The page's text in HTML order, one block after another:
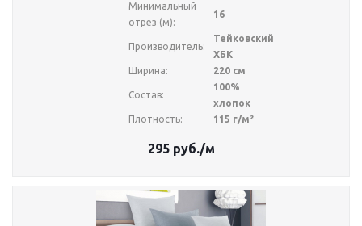
Минимальный
отрез (м):
16
Производитель:
Тейковский
ХБК
Ширина:
220 см
Состав:
100%
хлопок
Плотность:
115 г/м²
295руб./м